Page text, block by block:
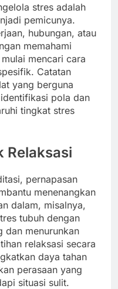
stres adalah
pemicunya.
hubungan, atau
memahami
mencari cara
Catatan
yang berguna
pola dan
tingkat stres
Relaksasi
pernapasan
menenangkan
dalam, misalnya,
tubuh dengan
dan menurunkan
relaksasi secara
daya tahan
perasaan yang
situasi sulit.